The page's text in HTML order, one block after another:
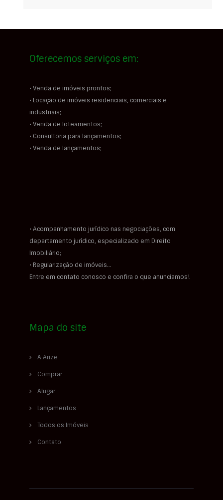
Oferecemos serviços em:
• Venda de imóveis prontos;
• Locação de imóveis residenciais, comerciais e
industriais;
• Venda de loteamentos;
• Consultoria para lançamentos;
• Venda de lançamentos;
• Acompanhamento jurídico nas negociações, com
departamento jurídico, especializado em Direito
Imobiliário;
• Regularização de imóveis…
Entre em contato conosco e confira o que anunciamos!
Mapa do site
A Arize
Comprar
Alugar
Lançamentos
Todos os Imóveis
Contato